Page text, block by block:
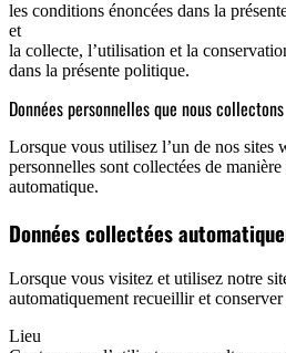
les conditions énoncées dans la
et
la collecte, l’utilisation et la
dans la présente politique.
Données personnelles que nous collectons
Lorsque vous utilisez l’un de nos sites
personnelles sont collectées de
automatique.
Données collectées
Lorsque vous visitez et utilisez notre
automatiquement recueillir et
Lieu